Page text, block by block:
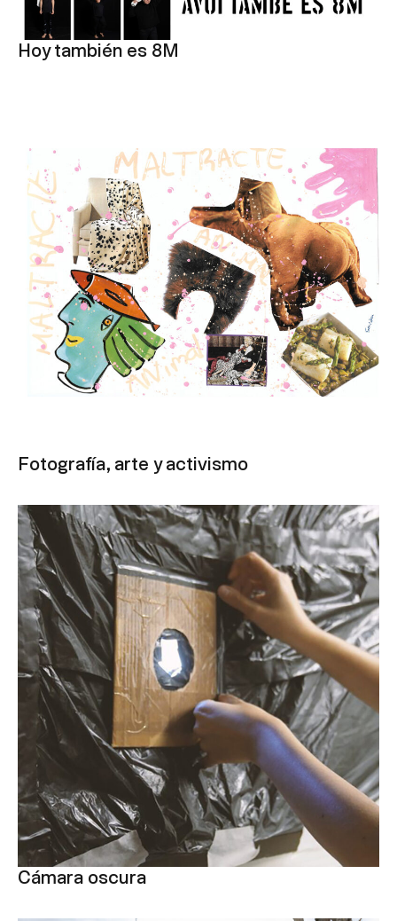
Hoy también es 8M
Fotografía, arte y activismo
Cámara oscura